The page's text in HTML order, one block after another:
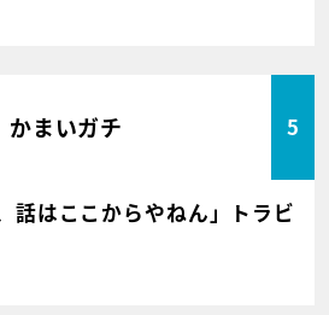
かまいガチ 5
話はここからやねん」トラビ